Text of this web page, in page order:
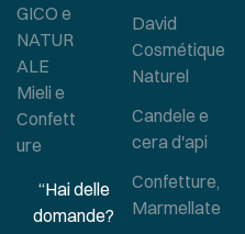
David
Cosmétique
Naturel
Candele e
cera d'api
Confetture,
Marmellate
GICO e
NATUR
ALE
Mieli e
Confett
ure
“Hai delle
domande?